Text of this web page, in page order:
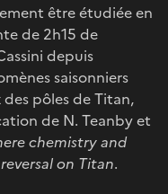
être étudiée en
de 2h15 de
depuis
saisonniers
pôles de Titan,
de N. Teanby et
chemistry and
on Titan.